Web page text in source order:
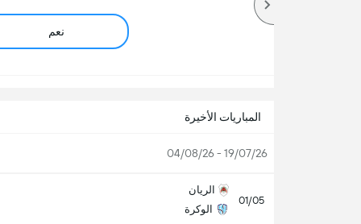
نعم
المباريات الأخيرة
19/07/26 - 04/08/26
01/05
الريان
الوكرة